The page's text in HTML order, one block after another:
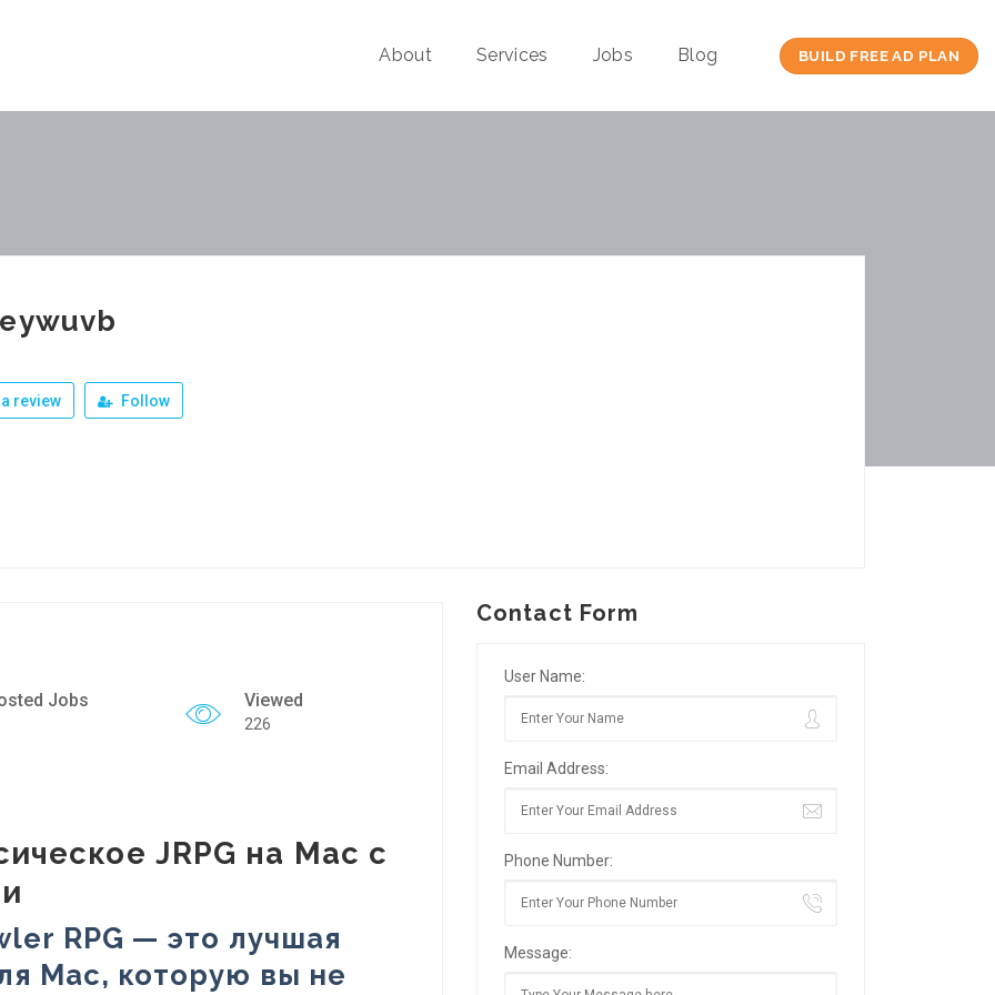
About Services Jobs Blog BUILD FREE AD PLAN
review Follow
Jobs Viewed
226
JRPG на Mac с
RPG — это лучшая
Mac, которую вы не
Contact Form
User Name:
Email Address:
Phone Number:
Message: